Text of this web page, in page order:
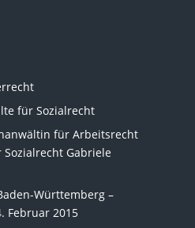
für Sozialrecht
für Arbeitsrecht
Gabriele
Württemberg –
Februar 2015